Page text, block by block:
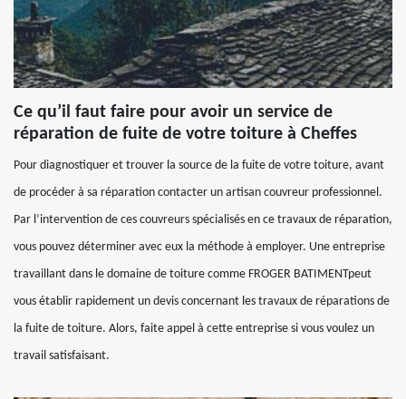
Ce qu’il faut faire pour avoir un service de
réparation de fuite de votre toiture à Cheffes
Pour diagnostiquer et trouver la source de la fuite de votre toiture, avant
de procéder à sa réparation contacter un artisan couvreur professionnel.
Par l’intervention de ces couvreurs spécialisés en ce travaux de réparation,
vous pouvez déterminer avec eux la méthode à employer. Une entreprise
travaillant dans le domaine de toiture comme FROGER BATIMENTpeut
vous établir rapidement un devis concernant les travaux de réparations de
la fuite de toiture. Alors, faite appel à cette entreprise si vous voulez un
travail satisfaisant.